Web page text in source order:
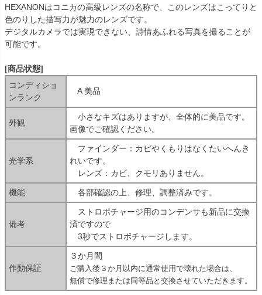
HEXANONはコニカの高級レンズの名称で、このレンズはこってりと
色のりした描写力が魅力のレンズです。
デジタルカメラでは実現できない、詩情あふれる写真を撮ることが
可能です。
[商品状態]
コンディショ
ンランク
A 美品
外観
小さなキズはありますが、全体的に美品です。
画像でご確認ください。
光学系
ファインダー：カビやくもりはなくたいへんき
れいです。
レンズ：カビ、クモリありません。
機能 各部確認の上、修理、調整済みです。
備考
ストロボチャージ用のコンデンサも新品に交換
済ですので
3秒でストロボチャージします。
作動保証
３か月間
ご購入後３か月以内に通常使用で壊れた場合は、
無償で修理または同等品と交換させていただきます。